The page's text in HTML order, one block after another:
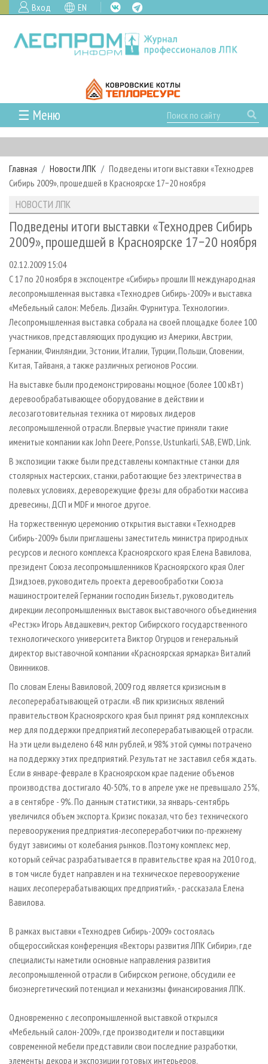
Вход EN
☰ Меню
ГЛАВНАЯ
РУБРИКИ И ТЕМЫ
РУБРИКИ ЖУРНАЛА
ЛЕСОЗАГОТОВКА
ЛЕСОПИЛЕНИЕ
СУШКА ДРЕВЕСИНЫ
ПРОИЗВОДСТВО ДРЕВЕСНЫХ ПЛИТ
ДЕРЕВЯННОЕ ДОМОСТРОЕНИЕ
ПРОИЗВОДСТВО МЕБЕЛИ
БИОЭНЕРГЕТИКА
ИНСТРУМЕНТ И МАТЕРИАЛЫ
НОВОСТИ
НОВОСТИ ЛПК
НОВОСТИ ЖУРНАЛА
ПРОЕКТЫ ЛПИ
АНАЛИТИКА
ПРЕДПРИЯТИЯ ЛПК
ПЕРСОНЫ
МОБИЛЬНЫЕ ВЫСТАВКИ
ОФИЦИАЛЬНЫЕ ДЕЛЕГАЦИИ
ПРИОРИТЕТНЫЕ ИНВЕСТПРОЕКТЫ
RUSSIAN FORESTRY REVIEW
ГАЗЕТА ЛЕСПРОМФОРУМ
БИБЛИОТЕКА СПЕЦИАЛИСТА
АРХИВ ЖУРНАЛОВ
О ЖУРНАЛЕ
ПОДПИСКА
КОНТАКТЫ
РЕКЛАМОДАТЕЛЯМ
РЕКЛАМА
РЕКЛАМА НА САЙТЕ
Главная Новости ЛПК
Подведены итоги выставки «Технодрев
Сибирь 2009», прошедшей в Красноярске 17−20 ноября
НОВОСТИ ЛПК
Подведены итоги выставки «Технодрев Сибирь
2009», прошедшей в Красноярске 17−20 ноября
02.12.2009 15:04
С 17 по 20 ноября в экспоцентре «Сибирь» прошли III международная
лесопромышленная выставка «Технодрев Сибирь-2009» и выставка
«Мебельный салон: Мебель. Дизайн. Фурнитура. Технологии».
Лесопромышленная выставка собрала на своей площадке более 100
участников, представляющих продукцию из Америки, Австрии,
Германии, Финляндии, Эстонии, Италии, Турции, Польши, Словении,
Китая, Тайваня, а также различных регионов России.
На выставке были продемонстрированы мощное (более 100 кВт)
деревообрабатывающее оборудование в действии и
лесозаготовительная техника от мировых лидеров
лесопромышленной отрасли. Впервые участие приняли такие
именитые компании как John Deerе, Ponsse, Ustunkarli, SAB, EWD, Link.
В экспозиции также были представлены компактные станки для
столярных мастерских, станки, работающие без электричества в
полевых условиях, дереворежущие фрезы для обработки массива
древесины, ДСП и MDF и многое другое.
На торжественную церемонию открытия выставки «Технодрев
Сибирь-2009» были приглашены заместитель министра природных
ресурсов и лесного комплекса Красноярского края Елена Вавилова,
президент Союза лесопромышленников Красноярского края Олег
Дзидзоев, руководитель проекта деревообработки Союза
машиностроителей Германии господин Бизельт, руководитель
дирекции лесопромышленных выставок выставочного объединения
«Рестэк» Игорь Авдашкевич, ректор Сибирского государственного
технологического университета Виктор Огурцов и генеральный
директор выставочной компании «Красноярская ярмарка» Виталий
Овинников.
По словам Елены Вавиловой, 2009 год является кризисным в
лесоперерабатывающей отрасли. «В пик кризисных явлений
правительством Красноярского края был принят ряд комплексных
мер для поддержки предприятий лесоперерабатывающей отрасли.
На эти цели выделено 648 млн рублей, и 98% этой суммы потрачено
на поддержку этих предприятий. Результат не заставил себя ждать.
Если в январе-феврале в Красноярском крае падение объемов
производства достигало 40-50%, то в апреле уже не превышало 25%,
а в сентябре - 9%. По данным статистики, за январь-сентябрь
увеличился объем экспорта. Кризис показал, что без технического
перевооружения предприятия-лесопереработчики по-прежнему
будут зависимы от колебания рынков. Поэтому комплекс мер,
который сейчас разрабатывается в правительстве края на 2010 год,
в том числе будет направлен и на техническое перевооружение
наших лесоперерабатывающих предприятий», - рассказала Елена
Вавилова.
В рамках выставки «Технодрев Сибирь-2009» состоялась
общероссийская конференция «Векторы развития ЛПК Сибири», где
специалисты наметили основные направления развития
лесопромышленной отрасли в Сибирском регионе, обсудили ее
биоэнергетический потенциал и механизмы финансирования ЛПК.
Одновременно с лесопромышленной выставкой открылся
«Мебельный салон-2009», где производители и поставщики
современной мебели представили свои последние разработки,
элементы декора и экспозиции готовых интерьеров.